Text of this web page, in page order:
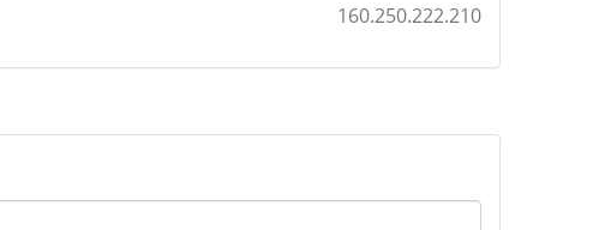
160.250.222.210